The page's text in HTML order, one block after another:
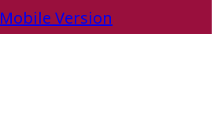
Mobile Version